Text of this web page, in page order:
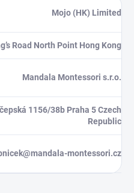
Mojo (HK) Limited
Road North Point Hong Kong
Mandala Montessori s.r.o.
1156/38b Praha 5 Czech
Republic
montessori.cz